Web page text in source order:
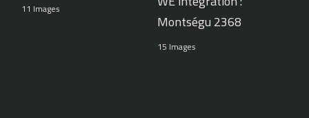
11 Images
Montségu 2368
15 Images